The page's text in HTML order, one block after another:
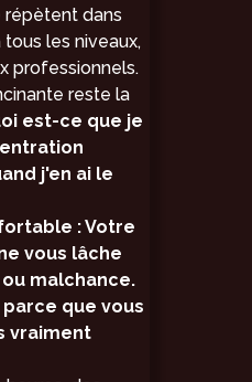
répètent dans
les niveaux,
professionnels.
reste la
est-ce que je
j'en ai le
: Votre
vous lâche
malchance.
que vous
vraiment